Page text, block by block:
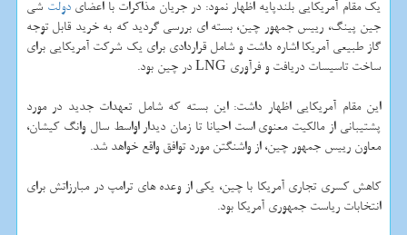
یك مقام آمریكایی بلندپایه اظهار نمود: در جریان مذاكرات با اعضایدولت شی
جین پینگ، رییس جمهور چین، بسته ای بررسی گردید كه به خرید قابل توجه
گاز طبیعی آمریكا اشاره داشت و شامل قراردادی برای یك شركت آمریكایی برای
ساخت تاسیسات دریافت و فرآوری LNG در چین بود.
این مقام آمریكایی اظهار داشت: این بسته كه شامل تعهدات جدید در مورد
پشتیبانی از مالكیت معنوی است احیانا تا زمان دیدار اواسط سال وانگ كیشان،
معاون رییس جمهور چین، از واشنگتن مورد توافق واقع خواهد شد.
كاهش كسری تجاری آمریكا با چین، یكی از وعده های ترامپ در مبارزاتش برای
انتخابات ریاست جمهوری آمریكا بود.